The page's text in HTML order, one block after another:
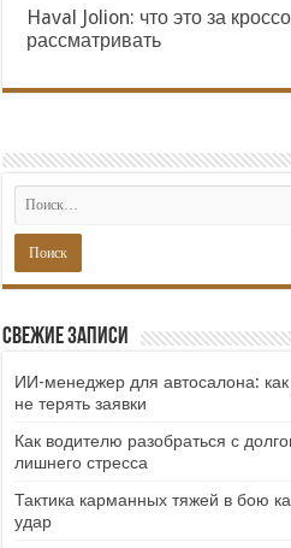
Haval Jolion: что это за
рассматривать
Свежие записи
ИИ-менеджер для автосалона: как
не терять заявки
Как водителю разобраться с
лишнего стресса
Тактика карманных тяжей в бою
удар